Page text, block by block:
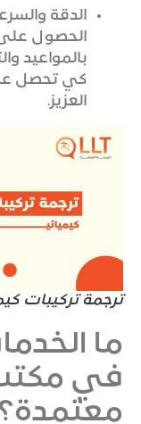
الدقة
الحصول على
بالمواعيد
كي تحصل
العزيز.
ترجمة تركيبات
ما
في